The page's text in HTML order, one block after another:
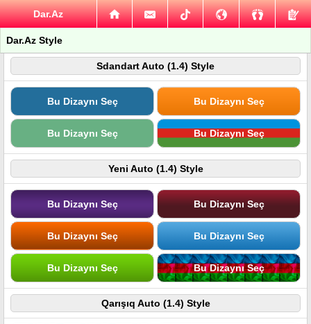
Dar.Az
Dar.Az Style
Sdandart Auto (1.4) Style
Bu Dizaynı Seç Bu Dizaynı Seç
Bu Dizaynı Seç Bu Dizaynı Seç
Yeni Auto (1.4) Style
Bu Dizaynı Seç Bu Dizaynı Seç
Bu Dizaynı Seç Bu Dizaynı Seç
Bu Dizaynı Seç Bu Dizaynı Seç
Qarışıq Auto (1.4) Style